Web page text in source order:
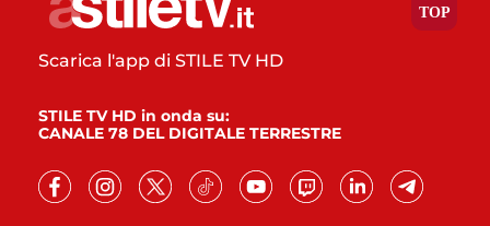
Scarica l'app di STILE TV HD
STILE TV HD in onda su:
CANALE 78 DEL DIGITALE TERRESTRE